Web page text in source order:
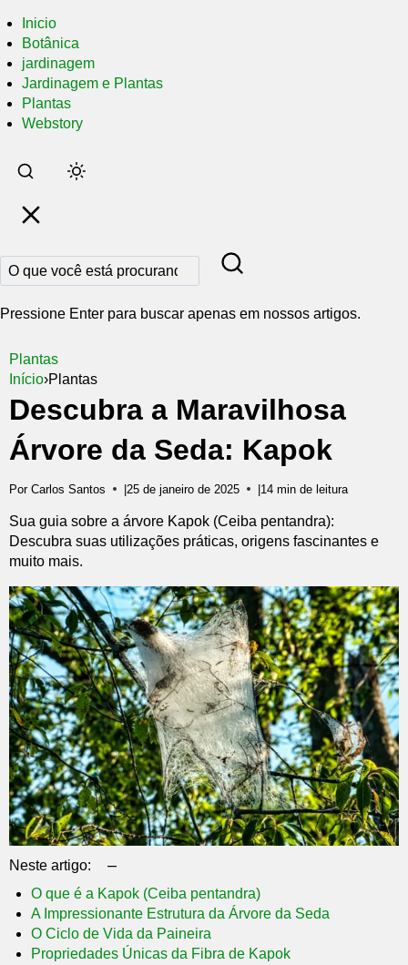
Inicio
Botânica
jardinagem
Jardinagem e Plantas
Plantas
Webstory
Pular
para
conteúdo
principal
Pressione Enter para buscar apenas em nossos artigos.
Plantas
Início›Plantas
Descubra a Maravilhosa
Árvore da Seda: Kapok
Por Carlos Santos |25 de janeiro de 2025 |14 min de leitura
Sua guia sobre a árvore Kapok (Ceiba pentandra):
Descubra suas utilizações práticas, origens fascinantes e
muito mais.
Neste artigo: –
O que é a Kapok (Ceiba pentandra)
A Impressionante Estrutura da Árvore da Seda
O Ciclo de Vida da Paineira
Propriedades Únicas da Fibra de Kapok